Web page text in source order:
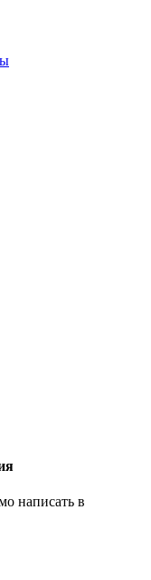
написать в